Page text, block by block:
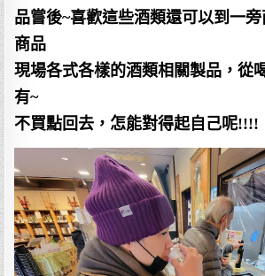
品嘗後~喜歡這些酒類還可以到一
商品
現場各式各樣的酒類相關製品，從
有~
不買點回去，怎能對得起自己呢!!!!